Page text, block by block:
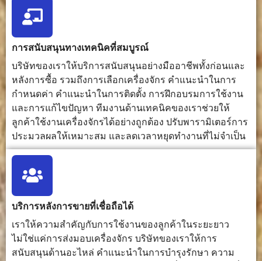
ข้อกำหนด
พื้นที่ทำงาน
ต้องมีพื้นที่เพียง
พอสำหรับการ
ทำงานของ
เครื่องจักร การ
ป้อนแผ่นโลหะ
การเก็บฝุ่น และ
ชิ้นส่วน
สำเร็จรูป
ฐานรากที่
แข็งแรงและ
สภาพ
แวดล้อมการ
ตัดเฉือนที่
ควบคุมได้ดี
ยิ่งขึ้น
การระบา
อากาศ ก
ระบายควั
การป้องกั
อัคคีภัย แ
มาตรการ
ความ
ปลอดภัย
เกี่ยวกับ
พิจารณา
ด้านความ
ปลอดภัย
ได้แก่ เครื่องมือ
หมุน เศษวัสดุที่
กระเด็น ฝุ่น
ละออง เสียงดัง
และการ
เครื่องมือมี
คม เศษวัสดุ
น้ำหล่อเย็น
แรงตัดสูง
ความเสี่ย
หลัก ได้แ
รังสีเลเซ
และอุณห
การสนับสนุนทางเทคนิคที่สมบูรณ์
บริษัทของเราให้บริการสนับสนุนอย่างมืออาชีพทั้งก่อนและ
หลังการซื้อ รวมถึงการเลือกเครื่องจักร คำแนะนำในการ
กำหนดค่า คำแนะนำในการติดตั้ง การฝึกอบรมการใช้งาน
และการแก้ไขปัญหา ทีมงานด้านเทคนิคของเราช่วยให้
ลูกค้าใช้งานเครื่องจักรได้อย่างถูกต้อง ปรับพารามิเตอร์การ
ประมวลผลให้เหมาะสม และลดเวลาหยุดทำงานที่ไม่จำเป็น
บริการหลังการขายที่เชื่อถือได้
เราให้ความสำคัญกับการใช้งานของลูกค้าในระยะยาว
ไม่ใช่แค่การส่งมอบเครื่องจักร บริษัทของเราให้การ
สนับสนุนด้านอะไหล่ คำแนะนำในการบำรุงรักษา ความ